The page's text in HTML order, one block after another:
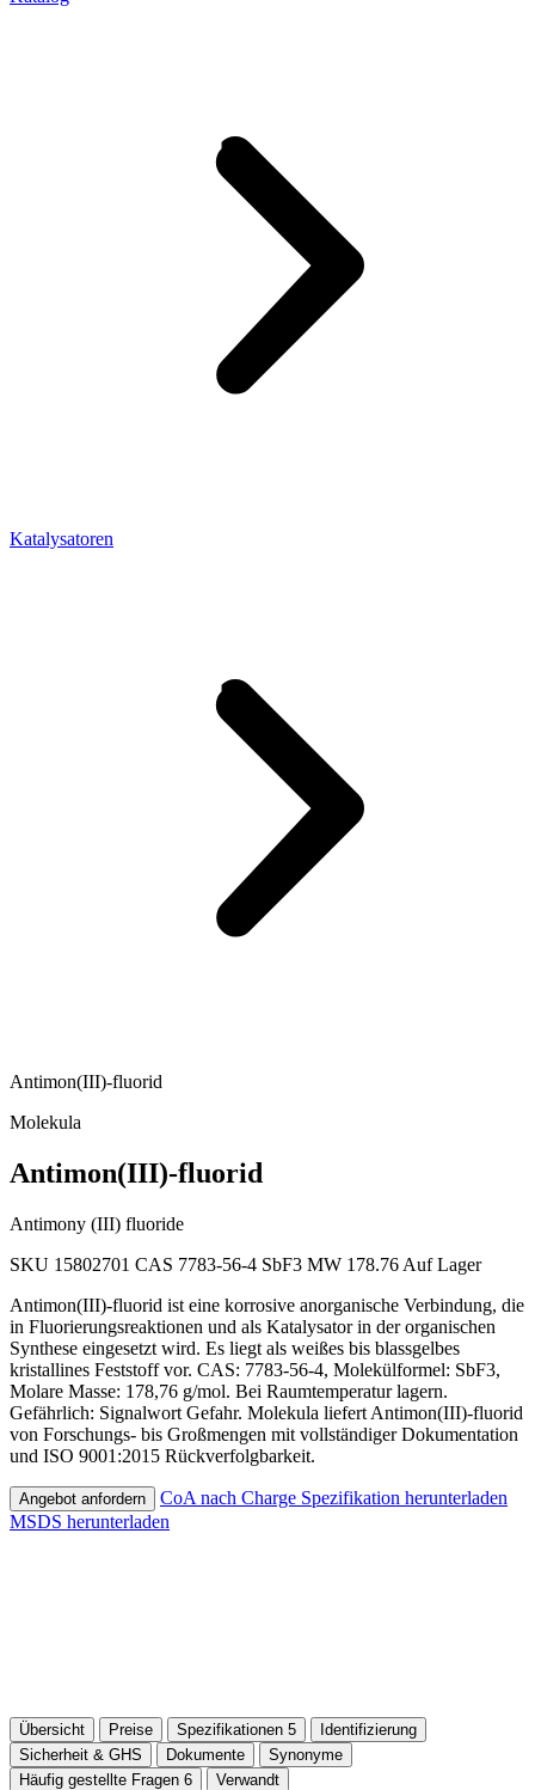
Katalysatoren
Antimon(III)-fluorid
Molekula
Antimon(III)-fluorid
Antimony (III) fluoride
SKU 15802701 CAS 7783-56-4 SbF3 MW 178.76 Auf Lager
Antimon(III)-fluorid ist eine korrosive anorganische Verbindung, die
in Fluorierungsreaktionen und als Katalysator in der organischen
Synthese eingesetzt wird. Es liegt als weißes bis blassgelbes
kristallines Feststoff vor. CAS: 7783-56-4, Molekülformel: SbF3,
Molare Masse: 178,76 g/mol. Bei Raumtemperatur lagern.
Gefährlich: Signalwort Gefahr. Molekula liefert Antimon(III)-fluorid
von Forschungs- bis Großmengen mit vollständiger Dokumentation
und ISO 9001:2015 Rückverfolgbarkeit.
Angebot anfordern CoA nach Charge Spezifikation herunterladen
MSDS herunterladen
Übersicht Preise Spezifikationen 5
Identifizierung
Sicherheit & GHS
Dokumente
Synonyme
Häufig gestellte Fragen 6 Verwandt